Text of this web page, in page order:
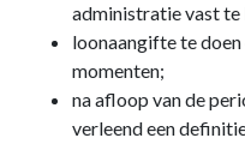
administratie vast te
loonaangifte te
momenten;
na afloop van de
verleend een